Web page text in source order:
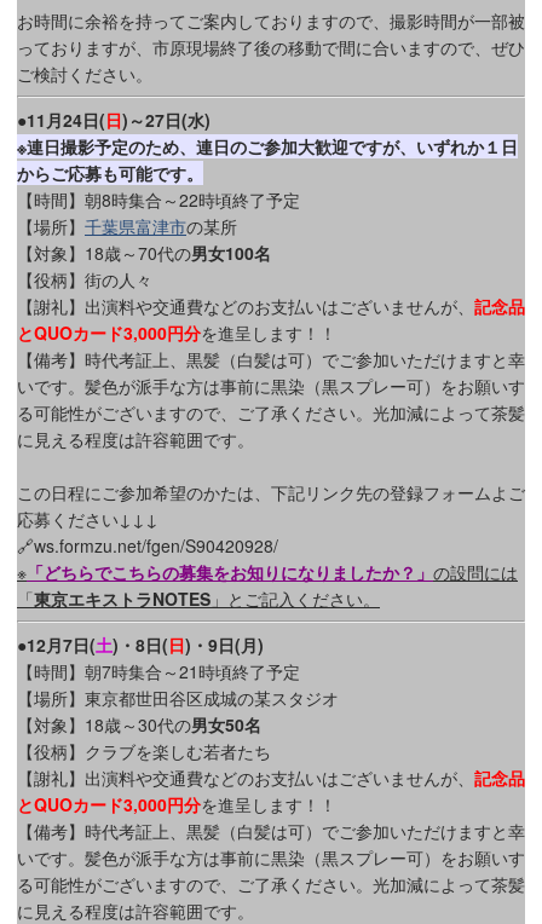
お時間に余裕を持ってご案内しておりますので、撮影時間が一部被
っておりますが、市原現場終了後の移動で間に合いますので、ぜひ
ご検討ください。
●11月24日(日)～27日(水)
※連日撮影予定のため、連日のご参加大歓迎ですが、いずれか１日
からご応募も可能です。
【時間】朝8時集合～22時頃終了予定
【場所】 千葉県富津市の某所
【対象】18歳～70代の男女100名
【役柄】街の人々
【謝礼】出演料や交通費などのお支払いはございませんが、 記念品
とQUOカード3,000円分を進呈します！！
【備考】時代考証上、黒髪（白髪は可）でご参加いただけますと幸
いです。髪色が派手な方は事前に黒染（黒スプレー可）をお願いす
る可能性がございますので、ご了承ください。光加減によって茶髪
に見える程度は許容範囲です。
この日程にご参加希望のかたは、下記リンク先の登録フォームよご
応募ください↓↓↓
🔗ws.formzu.net/fgen/S90420928/
※ 「どちらでこちらの募集をお知りになりましたか？」 の設問には
「東京エキストラNOTES 」とご記入ください。
●12月7日(土)・8日(日)・9日(月)
【時間】朝7時集合～21時頃終了予定
【場所】東京都世田谷区成城の某スタジオ
【対象】18歳～30代の男女50名
【役柄】クラブを楽しむ若者たち
【謝礼】出演料や交通費などのお支払いはございませんが、 記念品
とQUOカード3,000円分を進呈します！！
【備考】時代考証上、黒髪（白髪は可）でご参加いただけますと幸
いです。髪色が派手な方は事前に黒染（黒スプレー可）をお願いす
る可能性がございますので、ご了承ください。光加減によって茶髪
に見える程度は許容範囲です。